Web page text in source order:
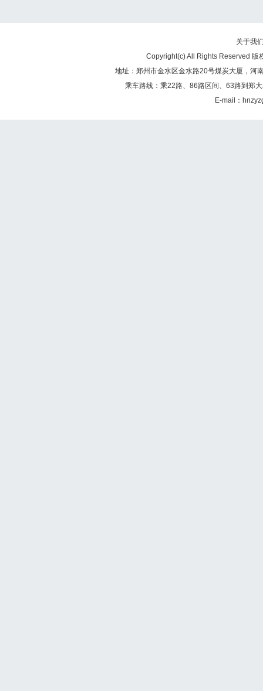
关于我
Copyright(c) All Rights Reserved 版
地址：郑州市金水区金水路20号煤炭大厦，河
乘车路线：乘22路、86路区间、63路到郑
E-mail：